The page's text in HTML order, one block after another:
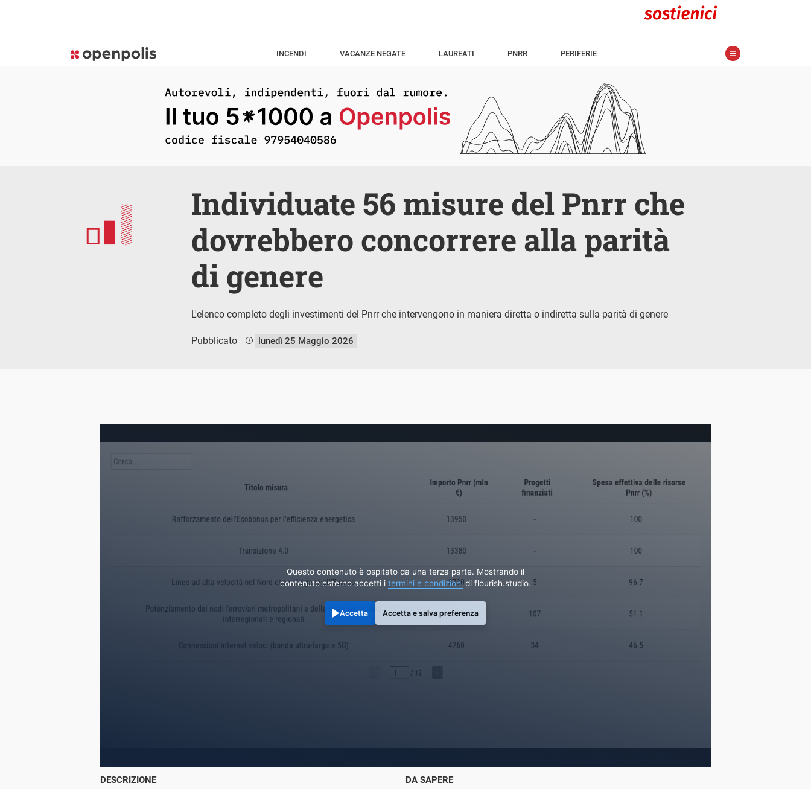
INCENDI VACANZE NEGATE LAUREATI PNRR PERIFERIE
Individuate 56 misure del Pnrr che
dovrebbero concorrere alla parità
di genere
L'elenco completo degli investimenti del Pnrr che intervengono in maniera diretta o indiretta sulla parità di genere
Pubblicato lunedì 25 Maggio 2026
Questo contenuto è ospitato da una terza parte. Mostrando il
contenuto esterno accetti i termini e condizionidi flourish.studio.
Accetta Accetta e salva preferenza
DESCRIZIONE
DA SAPERE